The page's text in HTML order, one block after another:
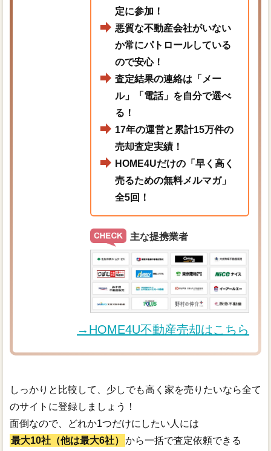
定に参加！
悪質な不動産会社がいない
か常にパトロールしている
ので安心！
査定結果の連絡は「メー
ル」「電話」を自分で選べ
る！
17年の運営と累計15万件の
売却査定実績！
HOME4Uだけの「早く高く
売るための無料メルマガ」
全5回！
主な提携業者
→HOME4U不動産売却はこちら
しっかりと比較して、少しでも高く家を売りたいなら全て
のサイトに登録しましょう！
面倒なので、どれか1つだけにしたい人には
最大10社（他は最大6社）
から一括で査定依頼できる